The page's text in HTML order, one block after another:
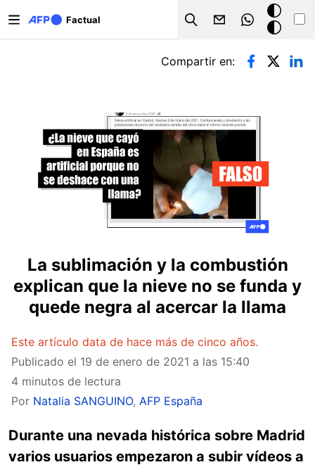
Factual
Search
Modo
oscuro
Solapas principales
Compartir en:
La sublimación y la combustión
explican que la nieve no se funda y
quede negra al acercar la llama
Este artículo data de hace más de cinco años.
Publicado el 19 de enero de 2021 a las 15:40
4 minutos de lectura
Por Natalia SANGUINO, AFP España
Durante una nevada histórica sobre Madrid
varios usuarios empezaron a subir vídeos a